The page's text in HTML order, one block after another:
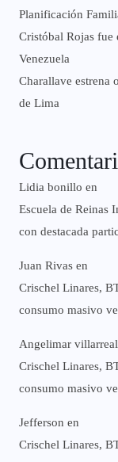
Planificación
Cristóbal Rojas fue
Venezuela
Charallave estrena
de Lima
Lidia bonillo en
Escuela de Reinas
con destacada
Juan Rivas en
Crischel Linares,
consumo masivo
Angelimar villarreal
Crischel Linares,
consumo masivo
Jefferson en
Crischel Linares,